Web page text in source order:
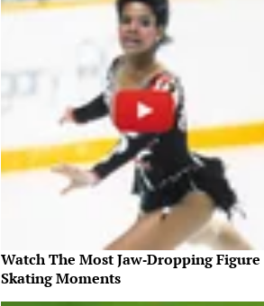
Watch The Most Jaw‑Dropping Figure
Skating Moments